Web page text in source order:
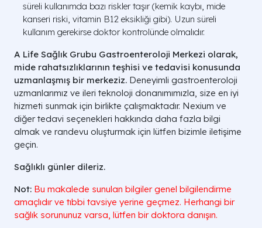
süreli kullanımda bazı riskler taşır (kemik kaybı, mide
kanseri riski, vitamin B12 eksikliği gibi). Uzun süreli
kullanım gerekirse doktor kontrolünde olmalıdır.
A Life Sağlık Grubu Gastroenteroloji Merkezi olarak,
mide rahatsızlıklarının teşhisi ve tedavisi konusunda
uzmanlaşmış bir merkeziz. Deneyimli gastroenteroloji
uzmanlarımız ve ileri teknoloji donanımımızla, size en iyi
hizmeti sunmak için birlikte çalışmaktadır. Nexium ve
diğer tedavi seçenekleri hakkında daha fazla bilgi
almak ve randevu oluşturmak için lütfen bizimle iletişime
geçin.
Sağlıklı günler dileriz.
Not: Bu makalede sunulan bilgiler genel bilgilendirme
amaçlıdır ve tıbbi tavsiye yerine geçmez. Herhangi bir
sağlık sorununuz varsa, lütfen bir doktora danışın.